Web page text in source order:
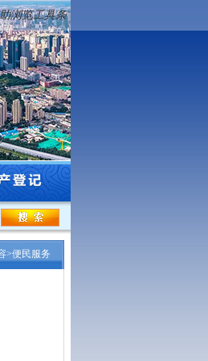
浏览工具条
术... ·沈阳市自然资源局关于市级登记权限过
>便民服务